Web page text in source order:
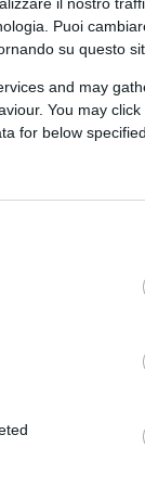
Puoi
su questo
and may
You may
for below
si
Il
di
di
per